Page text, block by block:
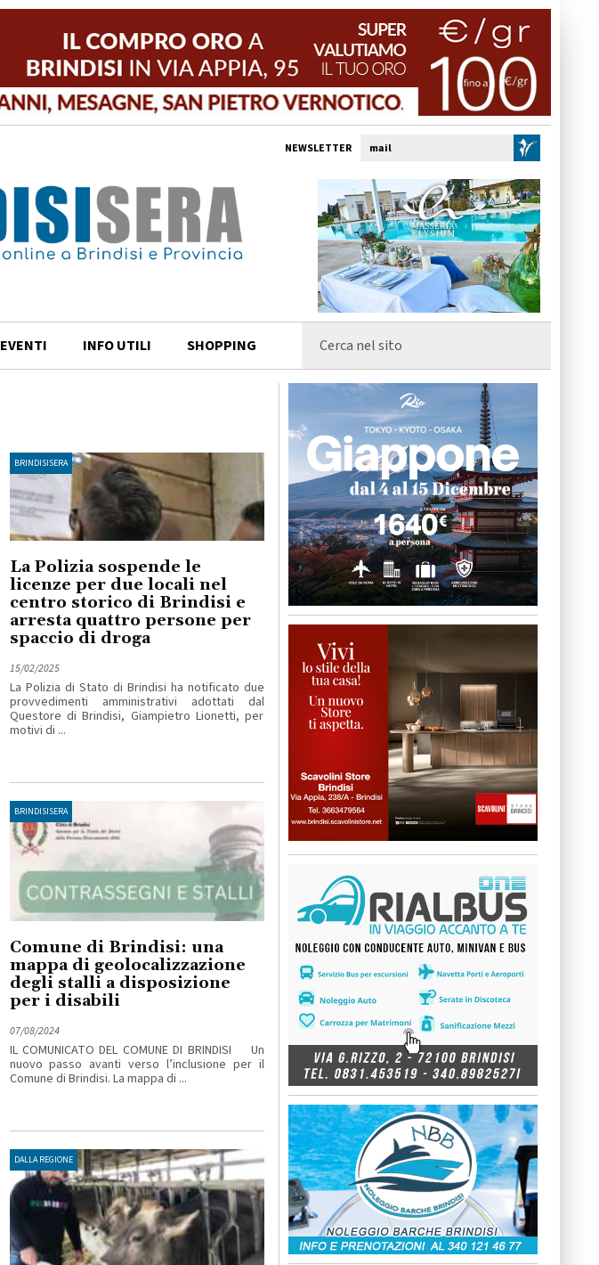
NEWSLETTER
EVENTI INFO UTILI SHOPPING
BRINDISISERA
La Polizia sospende le
licenze per due locali nel
centro storico di Brindisi e
arresta quattro persone per
spaccio di droga
15/02/2025
La Polizia di Stato di Brindisi ha notificato due
provvedimenti amministrativi adottati dal
Questore di Brindisi, Giampietro Lionetti, per
motivi di ...
BRINDISISERA
Comune di Brindisi: una
mappa di geolocalizzazione
degli stalli a disposizione
per i disabili
07/08/2024
IL COMUNICATO DEL COMUNE DI BRINDISI Un
nuovo passo avanti verso l’inclusione per il
Comune di Brindisi. La mappa di ...
DALLA REGIONE